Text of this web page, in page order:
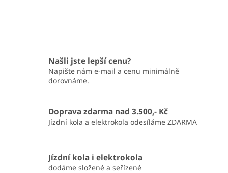
Našli jste lepší cenu?
Napište nám e-mail a cenu minimálně
dorovnáme.
Doprava zdarma nad 3.500,- Kč
Jízdní kola a elektrokola odesíláme ZDARMA
Jízdní kola i elektrokola
dodáme složené a seřízené